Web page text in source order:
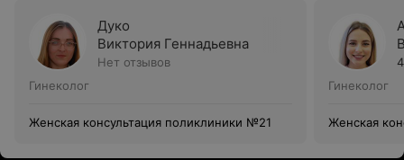
Дуко
Виктория Геннадьевна
Нет отзывов
Гинеколог
Женская консультация поликлиники №21
Гинеколог
Женская